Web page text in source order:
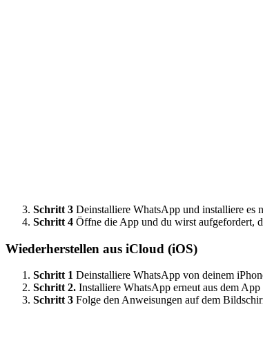
Schritt 3 Deinstalliere WhatsApp und installiere es
Schritt 4 Öffne die App und du wirst aufgefordert,
Wiederherstellen aus iCloud (iOS)
Schritt 1 Deinstalliere WhatsApp von deinem
Schritt 2. Installiere WhatsApp erneut aus dem
Schritt 3 Folge den Anweisungen auf dem